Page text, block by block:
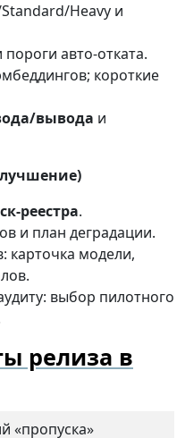
Heavy и
пороги автo-отката.
короткие
вывода и
реестра.
и план деградации.
карточка модели,
выбор пилотного
релиза в
«пропуска»